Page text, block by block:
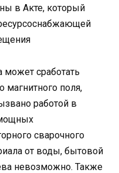
в Акте, который
может сработать
магнитного поля,
работой в
сварочного
от воды, бытовой
невозможно. Также